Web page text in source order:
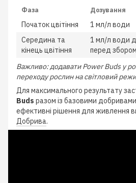
Фаза Дозування
Початок цвітіння
1 мл/л води
Середина та
кінець цвітіння
1 мл/л води
перед
Важливо: додавати Power Buds у
переходу рослин на світловий
Для максимального результату
Buds разом із базовими
ефективні рішення для живлення
Добрива.